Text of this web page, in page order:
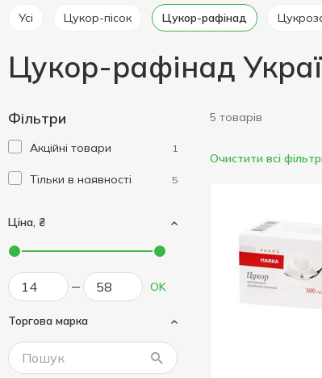
Усі Цукор-пісок Цукор-рафінад
Цукор-рафінад
Фільтри
Акційні товари 1
Тільки в наявності 5
Ціна, ₴
OK
Торгова марка
5 товарів
Очистити всі